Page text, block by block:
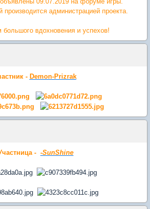
администрацией проекта.
вдохновения и успехов!
- Demon-Prizrak
- -SunShine